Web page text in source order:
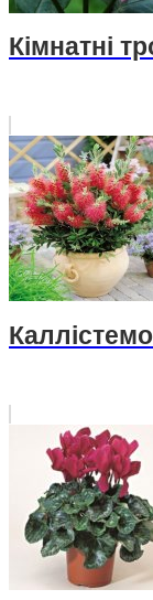
Кімнатні